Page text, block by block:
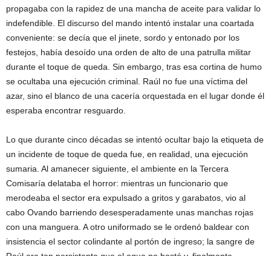
propagaba con la rapidez de una mancha de aceite para validar lo
indefendible. El discurso del mando intentó instalar una coartada
conveniente: se decía que el jinete, sordo y entonado por los
festejos, había desoído una orden de alto de una patrulla militar
durante el toque de queda. Sin embargo, tras esa cortina de humo
se ocultaba una ejecución criminal. Raúl no fue una víctima del
azar, sino el blanco de una cacería orquestada en el lugar donde él
esperaba encontrar resguardo.
Lo que durante cinco décadas se intentó ocultar bajo la etiqueta de
un incidente de toque de queda fue, en realidad, una ejecución
sumaria. Al amanecer siguiente, el ambiente en la Tercera
Comisaría delataba el horror: mientras un funcionario que
merodeaba el sector era expulsado a gritos y garabatos, vio al
cabo Ovando barriendo desesperadamente unas manchas rojas
con una manguera. A otro uniformado se le ordenó baldear con
insistencia el sector colindante al portón de ingreso; la sangre de